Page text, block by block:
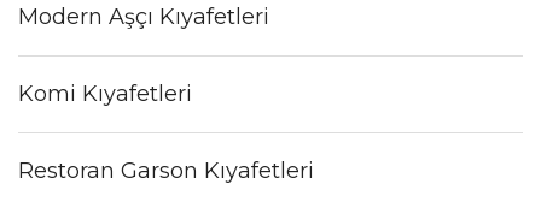
Modern Aşçı Kıyafetleri
Komi Kıyafetleri
Restoran Garson Kıyafetleri